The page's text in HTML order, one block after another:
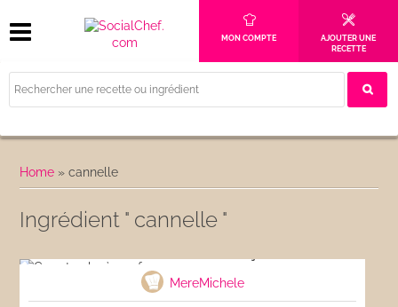
MON COMPTE
AJOUTER UNE
RECETTE
Home »cannelle
Ingrédient " cannelle "
MereMichele